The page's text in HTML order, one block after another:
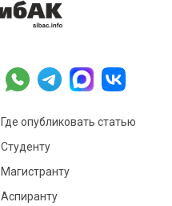
Где опубликовать статью
Студенту
Магистранту
Аспиранту